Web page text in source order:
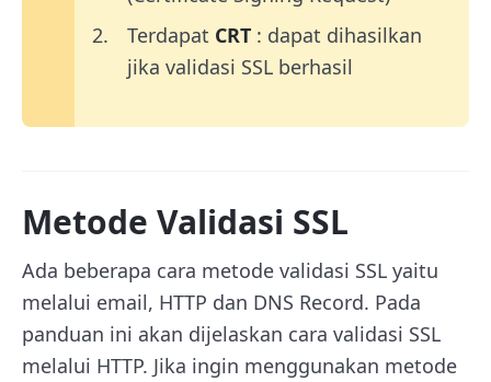
Terdapat CRT : dapat dihasilkan
jika validasi SSL berhasil
Metode Validasi SSL
Ada beberapa cara metode validasi SSL yaitu
melalui email, HTTP dan DNS Record. Pada
panduan ini akan dijelaskan cara validasi SSL
melalui HTTP. Jika ingin menggunakan metode